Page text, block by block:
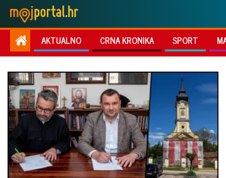
AKTUALNO CRNA KRONIKA SPORT